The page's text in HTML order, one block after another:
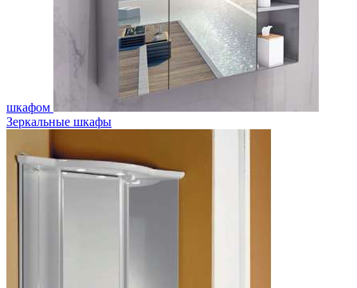
шкафом
Зеркальные шкафы